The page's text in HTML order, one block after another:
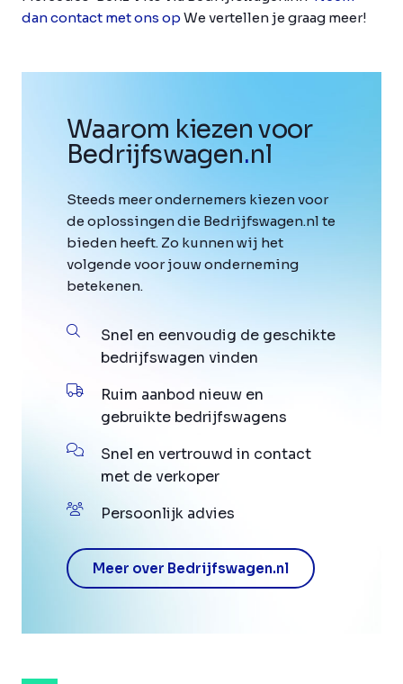
dan contact met ons op We vertellen je graag meer!
Waarom kiezen voor
Bedrijfswagen.nl
Steeds meer ondernemers kiezen voor
de oplossingen die Bedrijfswagen.nl te
bieden heeft. Zo kunnen wij het
volgende voor jouw onderneming
betekenen.
Snel en eenvoudig de geschikte
bedrijfswagen vinden
Ruim aanbod nieuw en
gebruikte bedrijfswagens
Snel en vertrouwd in contact
met de verkoper
Persoonlijk advies
Meer over Bedrijfswagen.nl